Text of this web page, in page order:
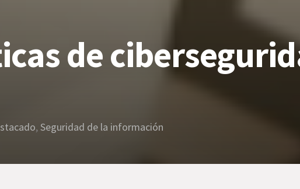
de
,Seguridad de la información